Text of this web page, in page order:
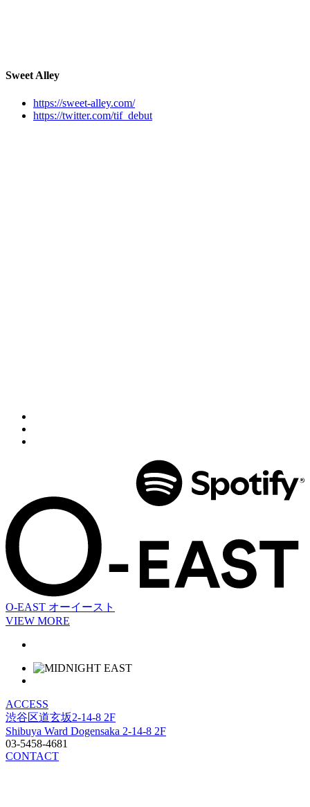
Sweet Alley
https://sweet-alley.com/
https://twitter.com/tif_debut
O-EAST オーイースト
VIEW MORE
ACCESS
渋谷区道玄坂2-14-8 2F
Shibuya Ward Dogensaka 2-14-8 2F
03-5458-4681
CONTACT